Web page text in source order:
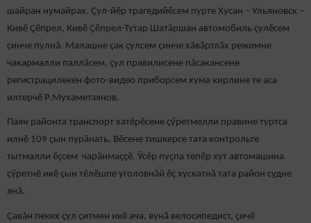
шайран нумайрах. Çул-йӗр трагедийӗсем пурте Хусан – Ульяновск –
Кивӗ Çӗпрел, Кивӗ Çӗпрел-Тутар Шатăршан автомобиль çулӗсем
çинче пулнă. Малашне çак çулсем çинче хӑвӑртлӑх режимне
чакармалли паллăсем, çул правилисене пăсакансене
регистрацилекен фото-видео приборсем хума кирлине те аса
илтерчӗ Р.Мухаметзянов.
Паян районта транспорт хатӗрӗсене çӳретмелли правине туртса
илнӗ 109 ҫын пурӑнать. Вӗсене тишкерсе тата контрольте
тытмалли ӗçсем чарӑнмаҫҫӗ. Ӳсӗр пуçпа тепӗр хут автомашина
çӳретнӗ икӗ çын тӗлӗшпе уголовнăй ӗç хускатнă тата район судне
янă.
Ҫавăн пекех ҫул ҫитмен икӗ ача, вунӑ велосипедист, ҫичӗ